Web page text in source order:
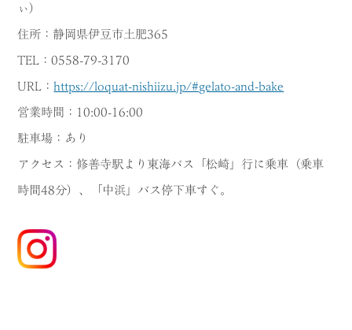
ぃ）
住所：静岡県伊豆市土肥365
TEL：0558-79-3170
URL：https://loquat-nishiizu.jp/#gelato-and-bake
営業時間：10:00-16:00
駐車場：あり
アクセス：修善寺駅より東海バス「松崎」行に乗車（乗車
時間48分）、「中浜」バス停下車すぐ。